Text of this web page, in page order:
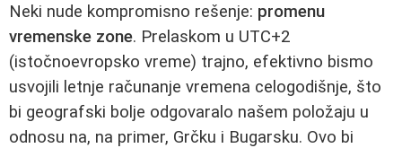
Neki nude kompromisno rešenje: promenu
vremenske zone. Prelaskom u UTC+2
(istočnoevropsko vreme) trajno, efektivno bismo
usvojili letnje računanje vremena celogodišnje, što
bi geografski bolje odgovaralo našem položaju u
odnosu na, na primer, Grčku i Bugarsku. Ovo bi